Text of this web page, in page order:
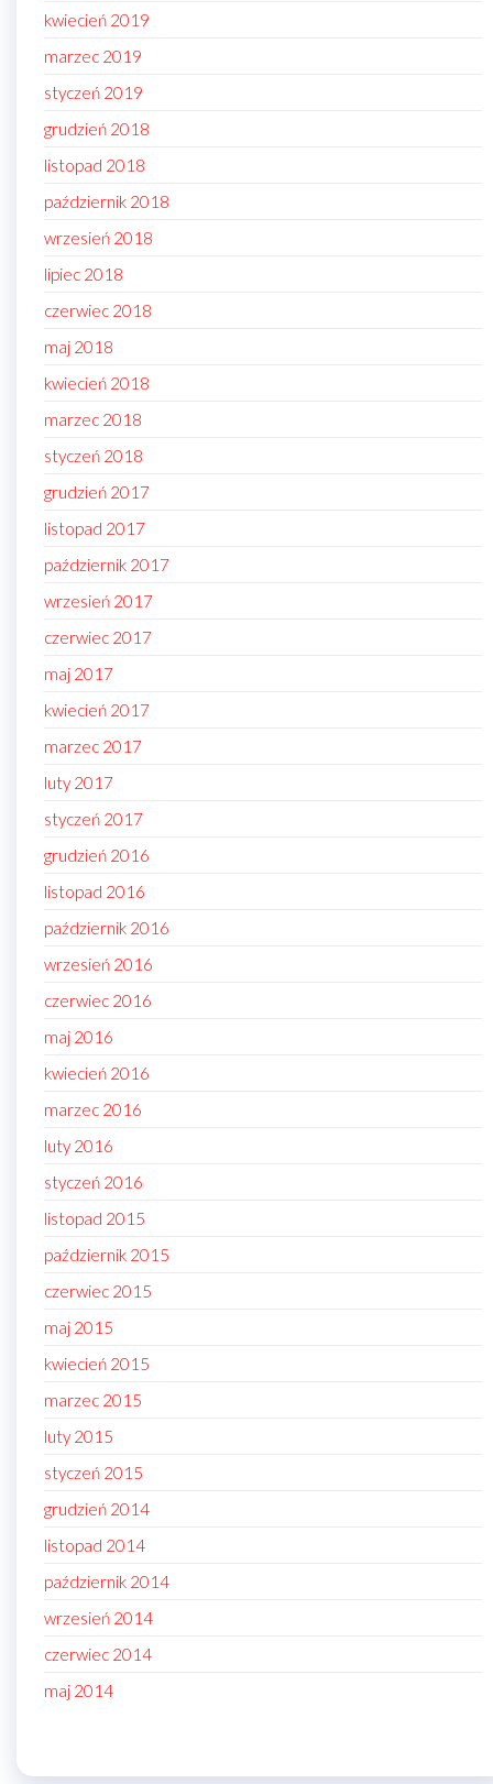
kwiecień 2019
marzec 2019
styczeń 2019
grudzień 2018
listopad 2018
październik 2018
wrzesień 2018
lipiec 2018
czerwiec 2018
maj 2018
kwiecień 2018
marzec 2018
styczeń 2018
grudzień 2017
listopad 2017
październik 2017
wrzesień 2017
czerwiec 2017
maj 2017
kwiecień 2017
marzec 2017
luty 2017
styczeń 2017
grudzień 2016
listopad 2016
październik 2016
wrzesień 2016
czerwiec 2016
maj 2016
kwiecień 2016
marzec 2016
luty 2016
styczeń 2016
listopad 2015
październik 2015
czerwiec 2015
maj 2015
kwiecień 2015
marzec 2015
luty 2015
styczeń 2015
grudzień 2014
listopad 2014
październik 2014
wrzesień 2014
czerwiec 2014
maj 2014